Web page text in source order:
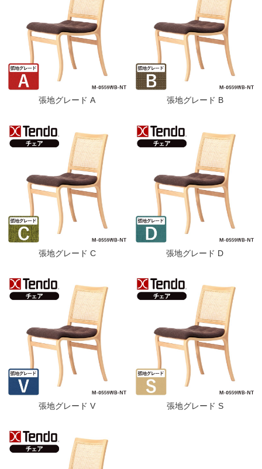
張地グレード A 張地グレード B
張地グレード C 張地グレード D
張地グレード V 張地グレード S